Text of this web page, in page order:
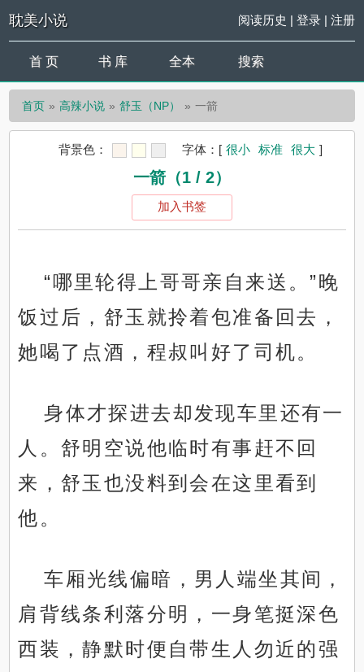
耽美小说 阅读历史 | 登录| 注册
首 页 书 库 全本 搜索
首页 高辣小说 舒玉（NP） 一箭
背景色： 字体： [ 很小 标准 很大 ]
一箭（1 / 2）
加入书签
“哪里轮得上哥哥亲自来送。”晚
饭过后，舒玉就拎着包准备回去，
她喝了点酒，程叔叫好了司机。
身体才探进去却发现车里还有一
人。舒明空说他临时有事赶不回
来，舒玉也没料到会在这里看到
他。
车厢光线偏暗，男人端坐其间，
肩背线条利落分明，一身笔挺深色
西装，静默时便自带生人勿近的强